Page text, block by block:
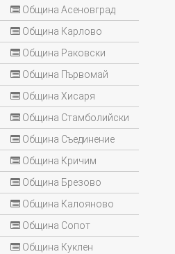
Община Асеновград
Община Карлово
Община Раковски
Община Първомай
Община Хисаря
Община Стамболийски
Община Съединение
Община Кричим
Община Брезово
Община Калояново
Община Сопот
Община Куклен